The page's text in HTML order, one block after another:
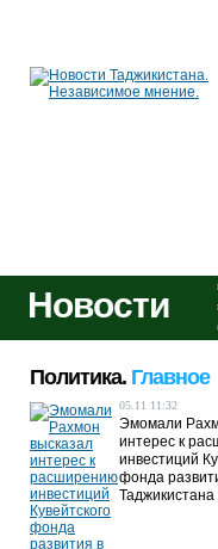
Новости
Политика. Главное
05.11 11:32
Эмомали
интерес к
инвестиций
фонда
Таджикистана